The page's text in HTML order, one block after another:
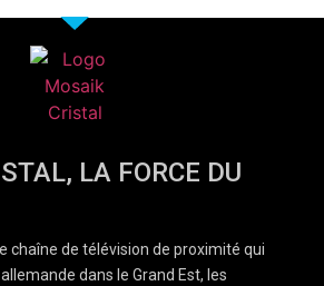
LA FORCE DU
chaîne de télévision de proximité qui
dans le Grand Est, les